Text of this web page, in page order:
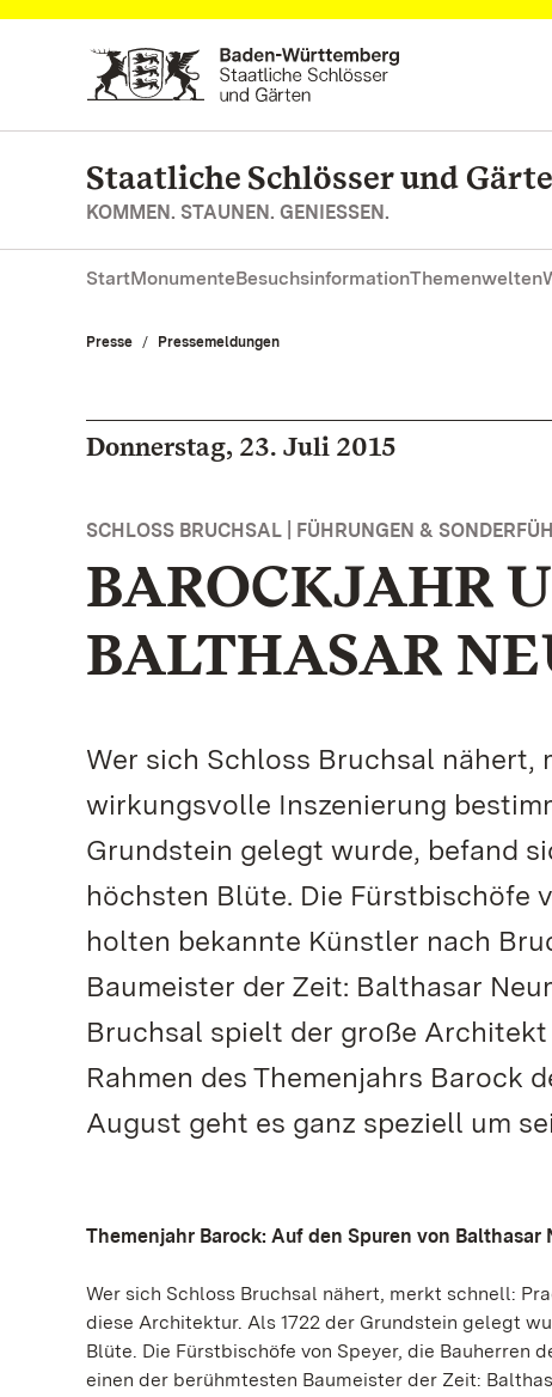
Zum Hauptinhalt springen
Staatliche Schlösser und
KOMMEN. STAUNEN. GENIESSEN.
StartMonumenteBesuchsinformationThemenwelten
Presse Pressemeldungen
Donnerstag, 23. Juli 2015
SCHLOSS BRUCHSAL | FÜHRUNGEN &
BAROCKJAHR
BALTHASAR
Wer sich Schloss Bruchsal
wirkungsvolle Inszenierung
Grundstein gelegt wurde, befand
höchsten Blüte. Die Fürstbischöfe
holten bekannte Künstler nach
Baumeister der Zeit: Balthasar
Bruchsal spielt der große
Rahmen des Themenjahrs Barock
August geht es ganz speziell um
Themenjahr Barock: Auf den Spuren von Balthasar
Wer sich Schloss Bruchsal nähert, merkt schnell:
diese Architektur. Als 1722 der Grundstein gelegt
Blüte. Die Fürstbischöfe von Speyer, die Bauherren
einen der berühmtesten Baumeister der Zeit: